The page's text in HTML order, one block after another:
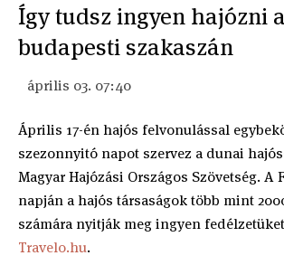
Így tudsz ingyen hajózni
budapesti szakaszán
április 03. 07:40
Április 17-én hajós felvonulással
szezonnyitó napot szervez a dunai
Magyar Hajózási Országos Szövetség. A
napján a hajós társaságok több mint
számára nyitják meg ingyen
Travelo.hu.